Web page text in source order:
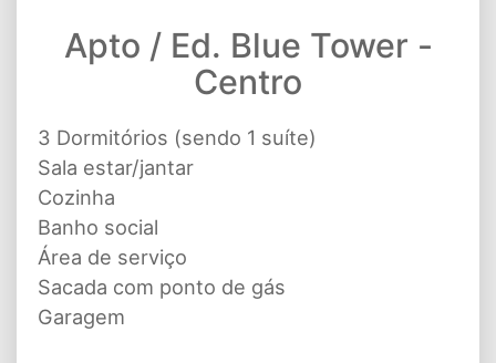
Apto / Ed. Blue Tower -
Centro
3 Dormitórios (sendo 1 suíte)
Sala estar/jantar
Cozinha
Banho social
Área de serviço
Sacada com ponto de gás
Garagem